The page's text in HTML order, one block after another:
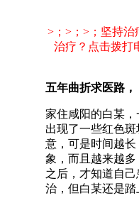
>；>；>；坚持治
治疗？点击拨打
五年曲折求医路
家住咸阳的白某
出现了一些红色
意，可是时间越
象，而且越来越
之后，才知道自
治，但白某还是踏